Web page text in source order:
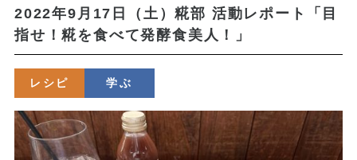
2022年9月17日（土）糀部 活動レポート「目
指せ！糀を食べて発酵食美人！」
レシピ 学ぶ